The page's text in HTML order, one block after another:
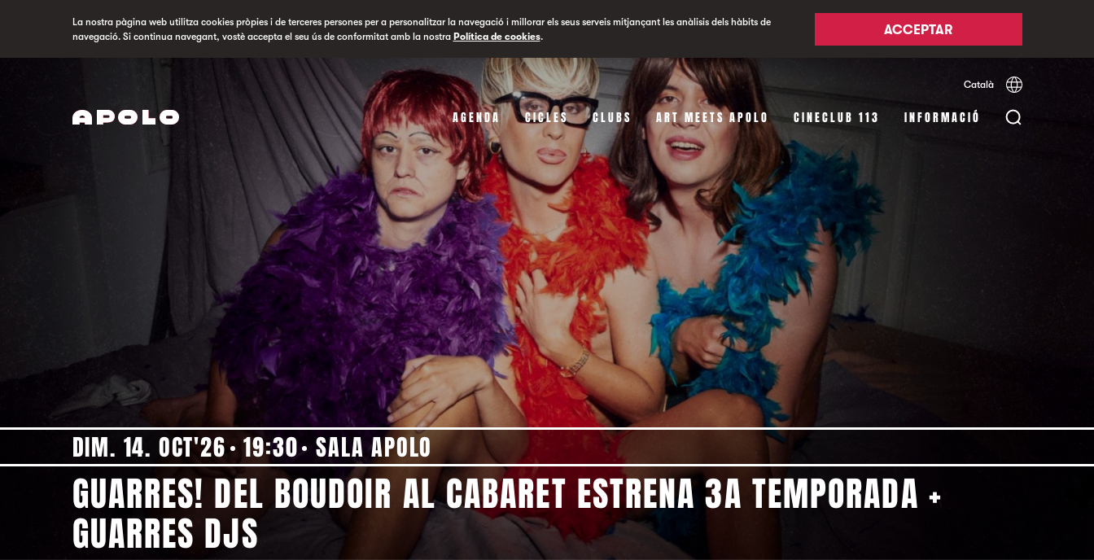
La nostra pàgina web utilitza cookies pròpies i de terceres persones per a personalitzar la navegació i millorar els seus serveis mitjançant les anàlisis dels hàbits de
navegació. Si continua navegant, vostè accepta el seu ús de conformitat amb la nostra Política de cookies. ACCEPTAR
Català Español
AGENDA CICLES CLUBS ART MEETS APOLO CINECLUB 113 INFORMACIÓ
DIM. 14. OCT'26 19:30 SALA APOLO
GUARRES! DEL BOUDOIR AL CABARET ESTRENA 3A TEMPORADA +
GUARRES DJS